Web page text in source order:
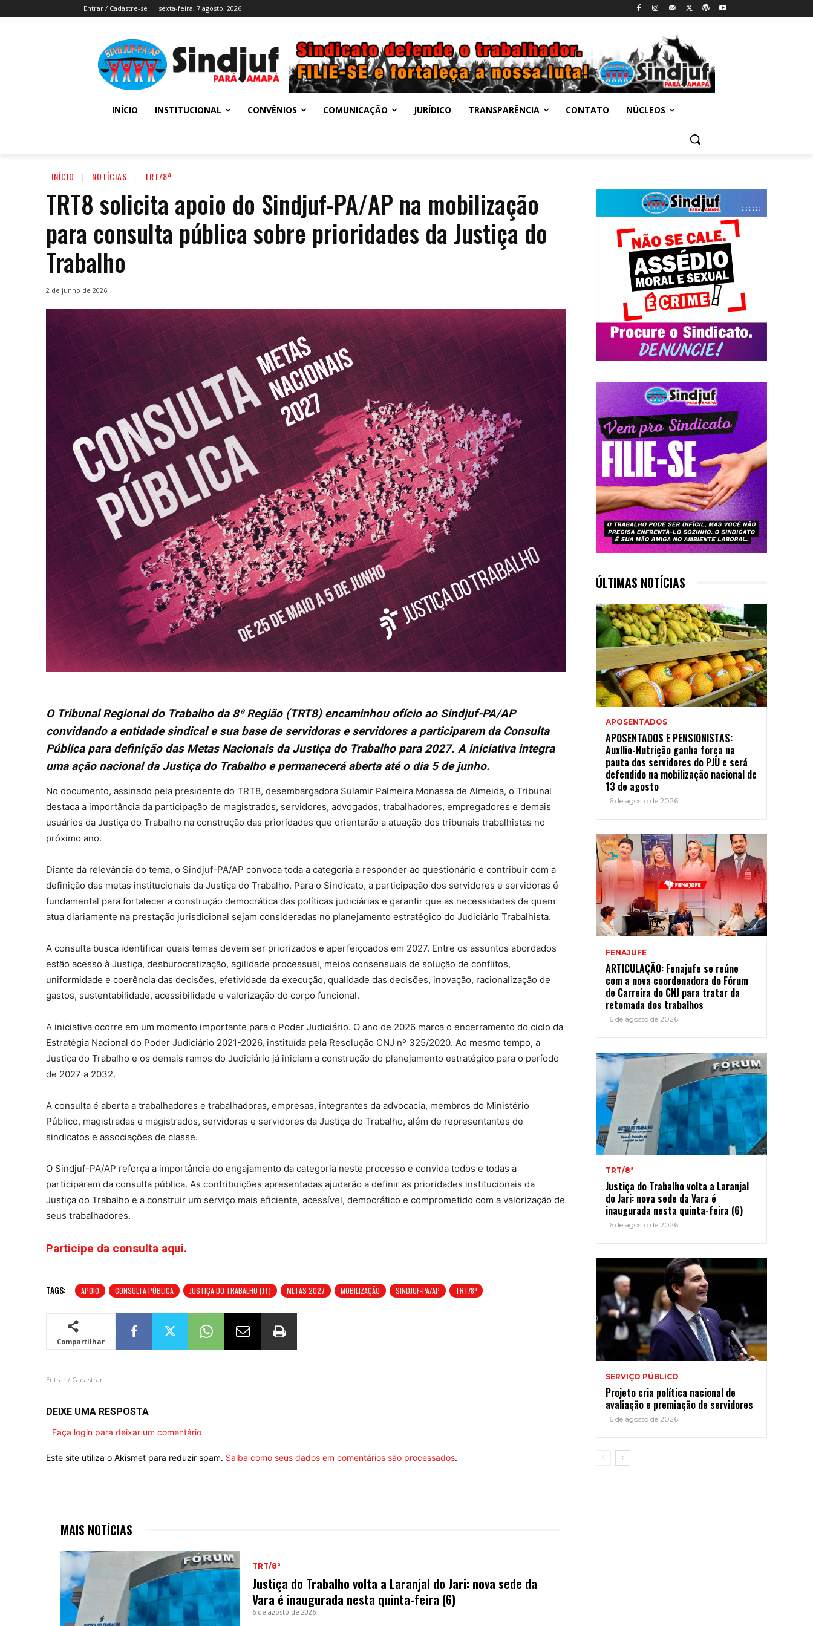
Entrar / Cadastre-se sexta-feira, 7 agosto, 2026
INÍCIO INSTITUCIONAL CONVÊNIOS COMUNICAÇÃO JURÍDICO TRANSPARÊNCIA CONTATO NÚCLEOS
INÍCIO NOTÍCIAS TRT/8ª
TRT8 solicita apoio do Sindjuf-PA/AP na mobilização
para consulta pública sobre prioridades da Justiça do
Trabalho
2 de junho de 2026
O Tribunal Regional do Trabalho da 8ª Região (TRT8) encaminhou ofício ao Sindjuf-PA/AP
convidando a entidade sindical e sua base de servidoras e servidores a participarem da Consulta
Pública para definição das Metas Nacionais da Justiça do Trabalho para 2027. A iniciativa integra
uma ação nacional da Justiça do Trabalho e permanecerá aberta até o dia 5 de junho.
No documento, assinado pela presidente do TRT8, desembargadora Sulamir Palmeira Monassa de Almeida, o Tribunal
destaca a importância da participação de magistrados, servidores, advogados, trabalhadores, empregadores e demais
usuários da Justiça do Trabalho na construção das prioridades que orientarão a atuação dos tribunais trabalhistas no
próximo ano.
Diante da relevância do tema, o Sindjuf-PA/AP convoca toda a categoria a responder ao questionário e contribuir com a
definição das metas institucionais da Justiça do Trabalho. Para o Sindicato, a participação dos servidores e servidoras é
fundamental para fortalecer a construção democrática das políticas judiciárias e garantir que as necessidades de quem
atua diariamente na prestação jurisdicional sejam consideradas no planejamento estratégico do Judiciário Trabalhista.
A consulta busca identificar quais temas devem ser priorizados e aperfeiçoados em 2027. Entre os assuntos abordados
estão acesso à Justiça, desburocratização, agilidade processual, meios consensuais de solução de conflitos,
uniformidade e coerência das decisões, efetividade da execução, qualidade das decisões, inovação, racionalização de
gastos, sustentabilidade, acessibilidade e valorização do corpo funcional.
A iniciativa ocorre em um momento importante para o Poder Judiciário. O ano de 2026 marca o encerramento do ciclo da
Estratégia Nacional do Poder Judiciário 2021-2026, instituída pela Resolução CNJ nº 325/2020. Ao mesmo tempo, a
Justiça do Trabalho e os demais ramos do Judiciário já iniciam a construção do planejamento estratégico para o período
de 2027 a 2032.
A consulta é aberta a trabalhadores e trabalhadoras, empresas, integrantes da advocacia, membros do Ministério
Público, magistradas e magistrados, servidoras e servidores da Justiça do Trabalho, além de representantes de
sindicatos e associações de classe.
O Sindjuf-PA/AP reforça a importância do engajamento da categoria neste processo e convida todos e todas a
participarem da consulta pública. As contribuições apresentadas ajudarão a definir as prioridades institucionais da
Justiça do Trabalho e a construir um serviço mais eficiente, acessível, democrático e comprometido com a valorização de
seus trabalhadores.
Participe da consulta aqui.
TAGS: APOIO CONSULTA PÚBLICA JUSTIÇA DO TRABALHO (JT) METAS 2027 MOBILIZAÇÃO SINDJUF-PA/AP TRT/8ª
Compartilhar
Entrar / Cadastrar
DEIXE UMA RESPOSTA
Faça login para deixar um comentário
Este site utiliza o Akismet para reduzir spam. Saiba como seus dados em comentários são processados.
MAIS NOTÍCIAS
TRT/8ª
Justiça do Trabalho volta a Laranjal do Jari: nova sede da
Vara é inaugurada nesta quinta-feira (6)
6 de agosto de 2026
ÚLTIMAS NOTÍCIAS
APOSENTADOS
APOSENTADOS E PENSIONISTAS:
Auxílio-Nutrição ganha força na
pauta dos servidores do PJU e será
defendido na mobilização nacional de
13 de agosto
6 de agosto de 2026
FENAJUFE
ARTICULAÇÃO: Fenajufe se reúne
com a nova coordenadora do Fórum
de Carreira do CNJ para tratar da
retomada dos trabalhos
6 de agosto de 2026
TRT/8ª
Justiça do Trabalho volta a Laranjal
do Jari: nova sede da Vara é
inaugurada nesta quinta-feira (6)
6 de agosto de 2026
SERVIÇO PÚBLICO
Projeto cria política nacional de
avaliação e premiação de servidores
6 de agosto de 2026